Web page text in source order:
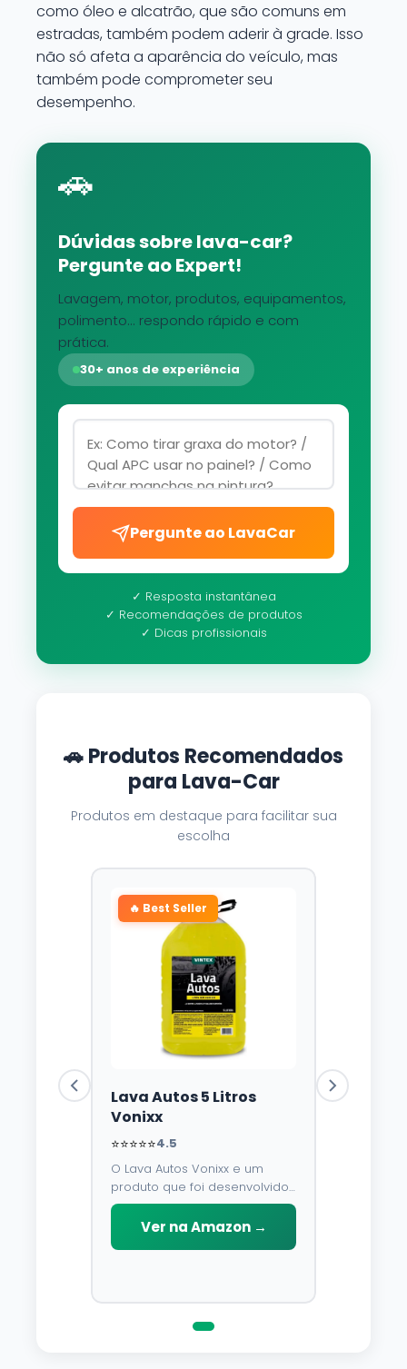
como óleo e alcatrão, que são comuns em
estradas, também podem aderir à grade. Isso
não só afeta a aparência do veículo, mas
também pode comprometer seu
desempenho.
🚗
Dúvidas sobre lava-car?
Pergunte ao Expert!
Lavagem, motor, produtos, equipamentos,
polimento... respondo rápido e com
prática.
30+ anos de experiência
Pergunte ao LavaCar
✓ Resposta instantânea
✓ Recomendações de produtos
✓ Dicas profissionais
🚗 Produtos Recomendados
para Lava-Car
Produtos em destaque para facilitar sua
escolha
🔥 Best Seller
Lava Autos 5 Litros
Vonixx
⭐⭐⭐⭐⭐4.5
O Lava Autos Vonixx e um
produto que foi desenvolvido
para limpar, proteger e
conservar a lataria do veiculo.
Por possuir pH neutro, pode
Ver na Amazon →